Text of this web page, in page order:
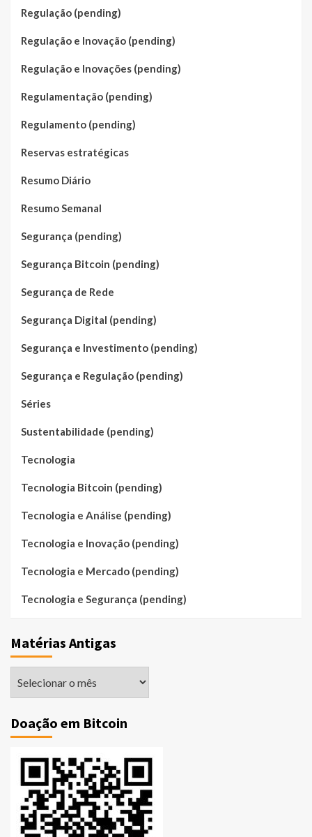
Regulação (pending)
Regulação e Inovação (pending)
Regulação e Inovações (pending)
Regulamentação (pending)
Regulamento (pending)
Reservas estratégicas
Resumo Diário
Resumo Semanal
Segurança (pending)
Segurança Bitcoin (pending)
Segurança de Rede
Segurança Digital (pending)
Segurança e Investimento (pending)
Segurança e Regulação (pending)
Séries
Sustentabilidade (pending)
Tecnologia
Tecnologia Bitcoin (pending)
Tecnologia e Análise (pending)
Tecnologia e Inovação (pending)
Tecnologia e Mercado (pending)
Tecnologia e Segurança (pending)
Matérias Antigas
Doação em Bitcoin